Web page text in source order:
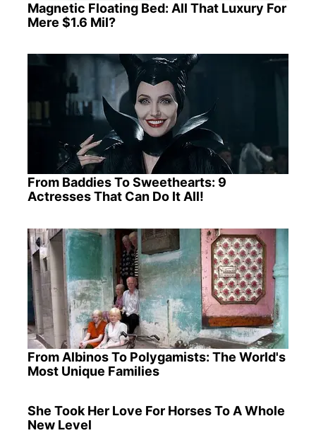
Magnetic Floating Bed: All That Luxury For
Mere $1.6 Mil?
From Baddies To Sweethearts: 9
Actresses That Can Do It All!
From Albinos To Polygamists: The World's
Most Unique Families
She Took Her Love For Horses To A Whole
New Level